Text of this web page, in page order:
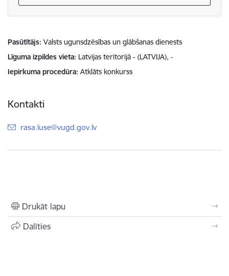
Pasūtītājs Valsts ugunsdzēsības un glābšanas dienests
Līguma izpildes vieta Latvijas teritorijā - (LATVIJA), -
Iepirkuma procedūra Atklāts konkurss
Kontakti
E-pasts:
rasa.luse@vugd.gov.lv
Drukāt lapu
Dalīties